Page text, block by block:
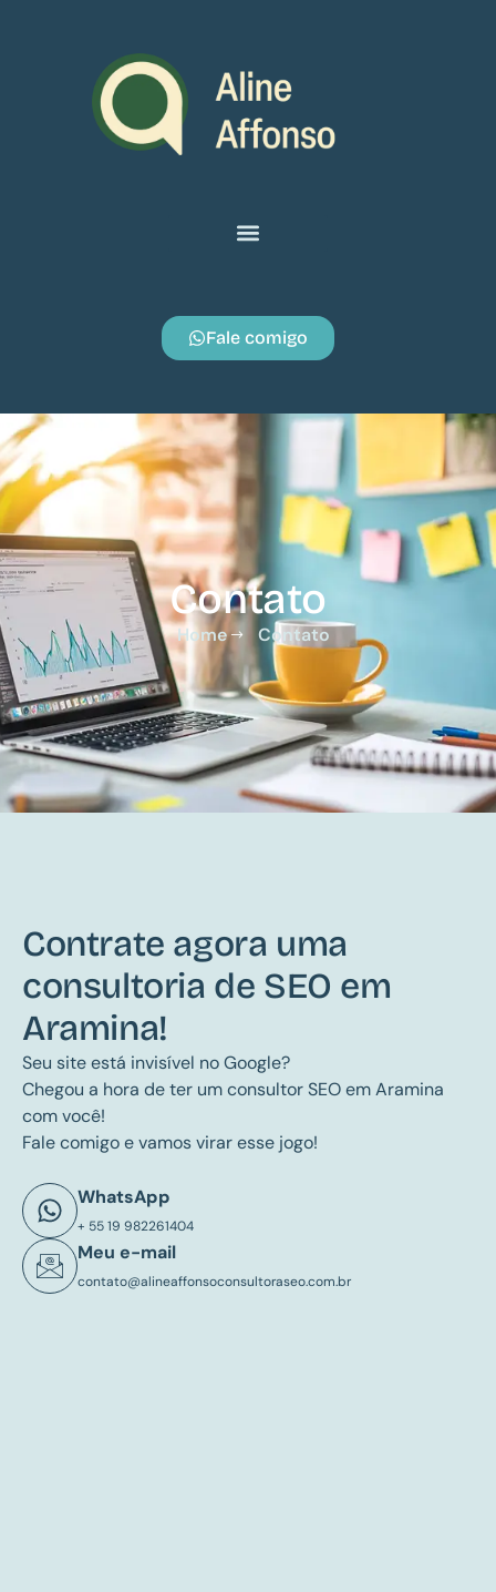
Fale comigo
Contato
Home Contato
Contrate agora uma
consultoria de SEO em
Aramina!
Seu site está invisível no Google?
Chegou a hora de ter um consultor SEO em Aramina
com você!
Fale comigo e vamos virar esse jogo!
WhatsApp
+ 55 19 982261404
Meu e-mail
contato@alineaffonsoconsultoraseo.com.br